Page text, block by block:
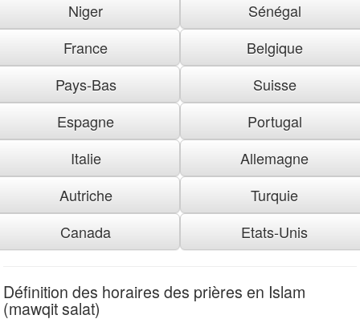
Niger
Sénégal
France
Belgique
Pays-Bas
Suisse
Espagne
Portugal
Italie
Allemagne
Autriche
Turquie
Canada
Etats-Unis
Définition des horaires des prières en Islam
(mawqit salat)